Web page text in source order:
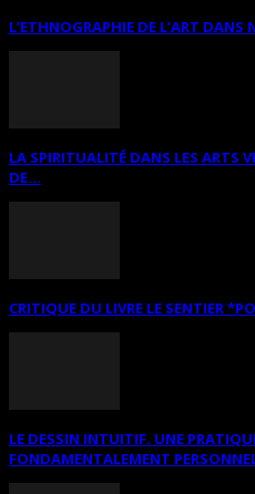
L’ETHNOGRAPHIE DE L’ART DANS
LA SPIRITUALITÉ DANS LES ARTS
DE...
CRITIQUE DU LIVRE LE SENTIER
LE DESSIN INTUITIF. UNE
FONDAMENTALEMENT